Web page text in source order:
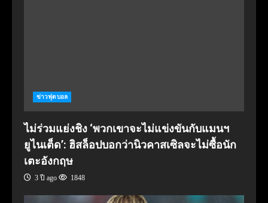
ข่าวฟุตบอล
ไม่ร่วมแย่งชิง ‘พวกเขาจะไม่แข่งขันกับแมนฯ
ยูไนเต็ด’: ฮิสล็อปบอกว่านิวคาสเซิลจะไม่ซื้อนัก
เตะอังกฤษ
3 ปี ago 1848